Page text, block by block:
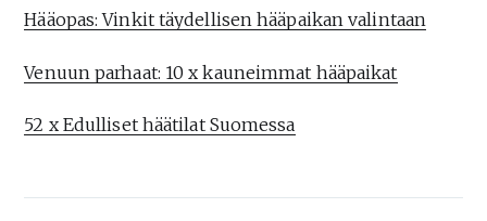
Hääopas: Vinkit täydellisen hääpaikan valintaan
Venuun parhaat: 10 x kauneimmat hääpaikat
52 x Edulliset häätilat Suomessa